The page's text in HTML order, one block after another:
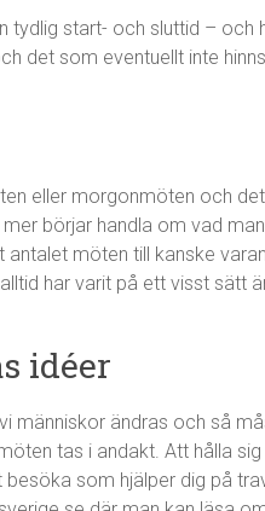
tydlig start- och sluttid – och
det som eventuellt inte
eller morgonmöten och
börjar handla om vad
möten till kanske
har varit på ett visst sätt
idéer
människor ändras och så
tas i andakt. Att hålla
som hjälper dig på